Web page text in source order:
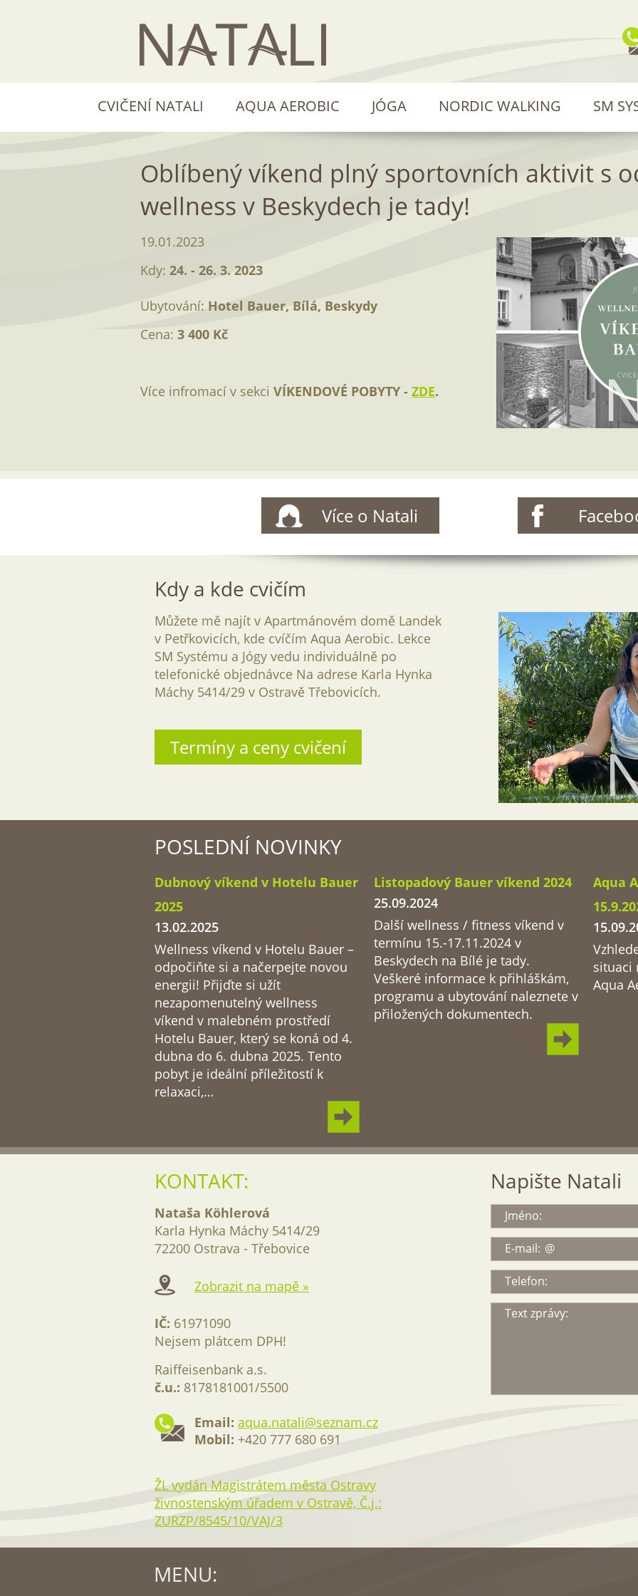
Oblíbený víkend plný sportovních aktivit s
wellness v Beskydech je tady!
19.01.2023
Kdy: 24. - 26. 3. 2023
Ubytování: Hotel Bauer, Bílá, Beskydy
Cena: 3 400 Kč
Více infromací v sekci VÍKENDOVÉ POBYTY - ZDE.
Více o Natali
CVIČENÍ NATALI AQUA AEROBIC JÓGA NORDIC WALKING SM
Kdy a kde cvičím
Můžete mě najít v Apartmánovém domě Landek
v Petřkovicích, kde cvíčím Aqua Aerobic. Lekce
SM Systému a Jógy vedu individuálně po
telefonické objednávce Na adrese Karla Hynka
Máchy 5414/29 v Ostravě Třebovicích.
Termíny a ceny cvičení
POSLEDNÍ NOVINKY
Dubnový víkend v Hotelu Bauer
2025
13.02.2025
Wellness víkend v Hotelu Bauer –
odpočiňte si a načerpejte novou
energii! Přijďte si užít
nezapomenutelný wellness
víkend v malebném prostředí
Hotelu Bauer, který se koná od 4.
dubna do 6. dubna 2025. Tento
pobyt je ideální příležitostí k
relaxaci,…
Listopadový Bauer víkend 2024
25.09.2024
Další wellness / fitness víkend v
termínu 15.-17.11.2024 v
Beskydech na Bílé je tady.
Veškeré informace k přihláškám,
programu a ubytování naleznete v
přiložených dokumentech.
Aqua
situaci
Aqua
KONTAKT:
Nataša Köhlerová
Karla Hynka Máchy 5414/29
72200 Ostrava - Třebovice
Zobrazit na mapě »
IČ: 61971090
Nejsem plátcem DPH!
Raiffeisenbank a.s.
č.u.: 8178181001/5500
Email: aqua.natali@seznam.cz
Mobil: +420 777 680 691
ŽL vydán Magistrátem města Ostravy
živnostenským úřadem v Ostravě, Č.j.:
ZURZP/8545/10/VAJ/3
Napište Natali
Jméno:
E-mail:
Telefon:
Text zprávy:
MENU: